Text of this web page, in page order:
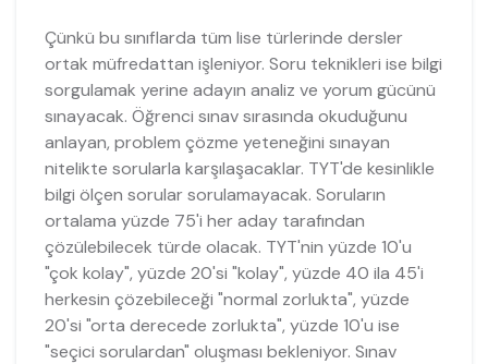
Çünkü bu sınıflarda tüm lise türlerinde dersler
ortak müfredattan işleniyor. Soru teknikleri ise bilgi
sorgulamak yerine adayın analiz ve yorum gücünü
sınayacak. Öğrenci sınav sırasında okuduğunu
anlayan, problem çözme yeteneğini sınayan
nitelikte sorularla karşılaşacaklar. TYT'de kesinlikle
bilgi ölçen sorular sorulamayacak. Soruların
ortalama yüzde 75'i her aday tarafından
çözülebilecek türde olacak. TYT'nin yüzde 10'u
"çok kolay", yüzde 20'si "kolay", yüzde 40 ila 45'i
herkesin çözebileceği "normal zorlukta", yüzde
20'si "orta derecede zorlukta", yüzde 10'u ise
"seçici sorulardan" oluşması bekleniyor. Sınav